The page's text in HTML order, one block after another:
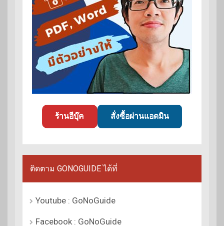
ร้านอีบุ๊ค สั่งซื้อผ่านแอดมิน
ติดตาม GONOGUIDE ได้ที่
Youtube : GoNoGuide
Facebook : GoNoGuide